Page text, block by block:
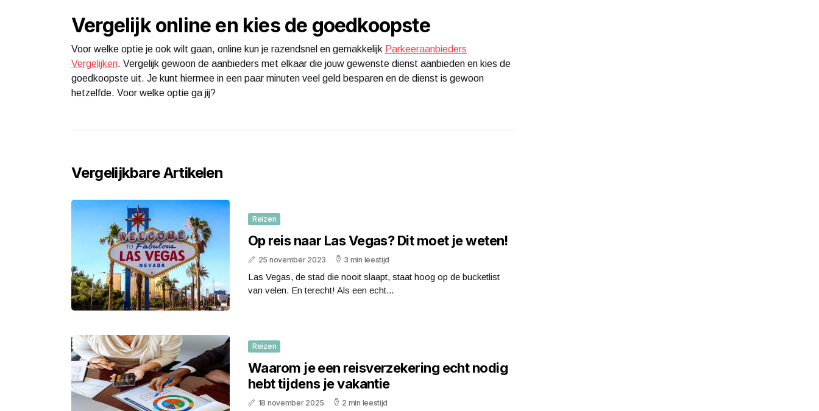
Vergelijk online en kies de goedkoopste
Voor welke optie je ook wilt gaan, online kun je razendsnel en gemakkelijk Parkeeraanbieders
Vergelijken. Vergelijk gewoon de aanbieders met elkaar die jouw gewenste dienst aanbieden en kies de
goedkoopste uit. Je kunt hiermee in een paar minuten veel geld besparen en de dienst is gewoon
hetzelfde. Voor welke optie ga jij?
Vergelijkbare Artikelen
Reizen
Op reis naar Las Vegas? Dit moet je weten!
25 november 2023 3 min leestijd
Las Vegas, de stad die nooit slaapt, staat hoog op de bucketlist
van velen. En terecht! Als een echt...
Reizen
Waarom je een reisverzekering echt nodig
hebt tijdens je vakantie
18 november 2025 2 min leestijd